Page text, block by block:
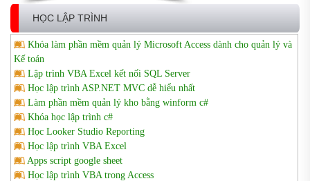
HỌC LẬP TRÌNH
Khóa làm phần mềm quản lý Microsoft Access dành cho quản lý và
Kế toán
Lập trình VBA Excel kết nối SQL Server
Học lập trình ASP.NET MVC dễ hiểu nhất
Làm phần mềm quản lý kho bằng winform c#
Khóa học lập trình c#
Học Looker Studio Reporting
Học lập trình VBA Excel
Apps script google sheet
Học lập trình VBA trong Access